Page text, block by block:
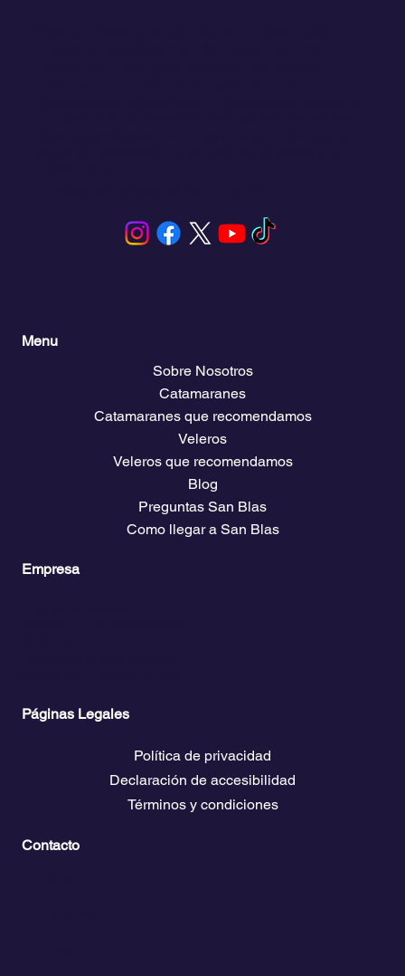
Menu
Sobre Nosotros
Catamaranes
Catamaranes que recomendamos
Veleros
Veleros que recomendamos
Blog
Preguntas San Blas
Como llegar a San Blas
Empresa
Páginas Legales
Política de privacidad
Declaración de accesibilidad
Términos y condiciones
Contacto